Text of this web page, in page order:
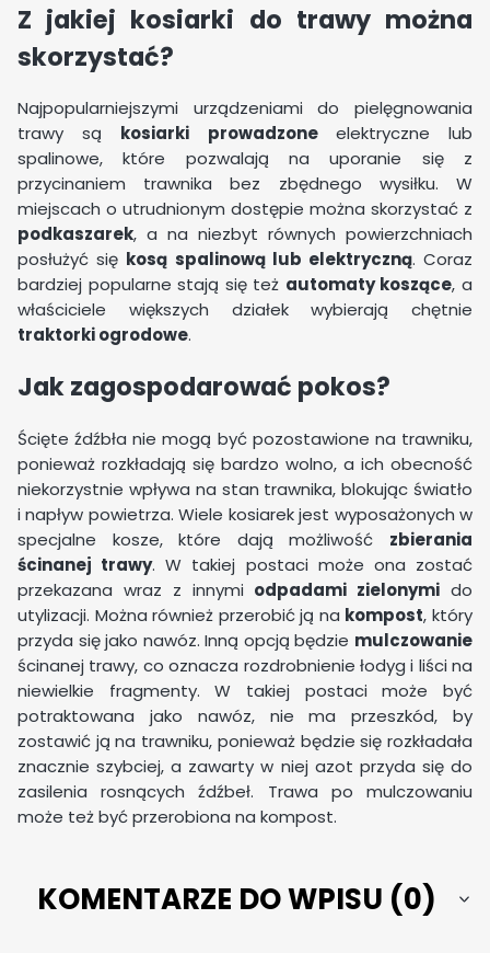
Z jakiej kosiarki do trawy można
skorzystać?
Najpopularniejszymi urządzeniami do pielęgnowania
trawy są kosiarki prowadzone elektryczne lub
spalinowe, które pozwalają na uporanie się z
przycinaniem trawnika bez zbędnego wysiłku. W
miejscach o utrudnionym dostępie można skorzystać z
podkaszarek, a na niezbyt równych powierzchniach
posłużyć się kosą spalinową lub elektryczną. Coraz
bardziej popularne stają się też automaty koszące, a
właściciele większych działek wybierają chętnie
traktorki ogrodowe.
Jak zagospodarować pokos?
Ścięte źdźbła nie mogą być pozostawione na trawniku,
ponieważ rozkładają się bardzo wolno, a ich obecność
niekorzystnie wpływa na stan trawnika, blokując światło
i napływ powietrza. Wiele kosiarek jest wyposażonych w
specjalne kosze, które dają możliwość zbierania
ścinanej trawy. W takiej postaci może ona zostać
przekazana wraz z innymi odpadami zielonymi do
utylizacji. Można również przerobić ją na kompost, który
przyda się jako nawóz. Inną opcją będzie mulczowanie
ścinanej trawy, co oznacza rozdrobnienie łodyg i liści na
niewielkie fragmenty. W takiej postaci może być
potraktowana jako nawóz, nie ma przeszkód, by
zostawić ją na trawniku, ponieważ będzie się rozkładała
znacznie szybciej, a zawarty w niej azot przyda się do
zasilenia rosnących źdźbeł. Trawa po mulczowaniu
może też być przerobiona na kompost.
KOMENTARZE DO WPISU (0)